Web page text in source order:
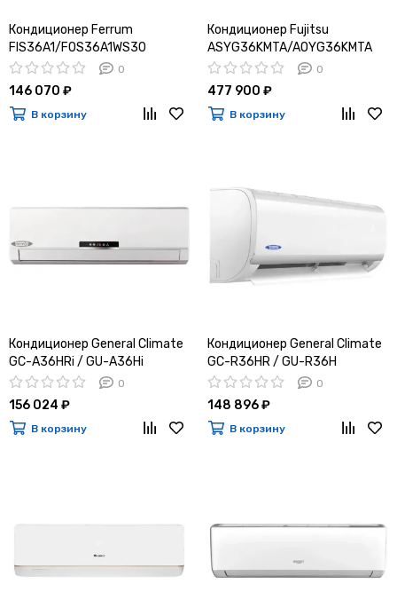
Кондиционер Ferrum
FIS36A1/FOS36A1WS30
0
146 070 ₽
В корзину
Кондиционер Fujitsu
ASYG36KMTA/AOYG36KMTA
0
477 900 ₽
В корзину
Кондиционер General Climate
GC-A36HRi / GU-A36Hi
0
156 024 ₽
В корзину
Кондиционер General Climate
GC-R36HR / GU-R36H
0
148 896 ₽
В корзину